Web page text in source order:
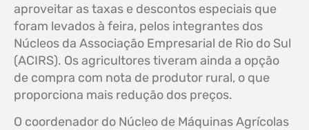
aproveitar as taxas e descontos especiais que
foram levados à feira, pelos integrantes dos
Núcleos da Associação Empresarial de Rio do Sul
(ACIRS). Os agricultores tiveram ainda a opção
de compra com nota de produtor rural, o que
proporciona mais redução dos preços.
O coordenador do Núcleo de Máquinas Agrícolas